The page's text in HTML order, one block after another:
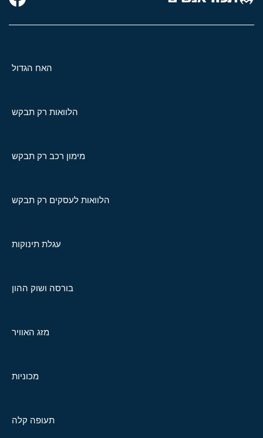
האח הגדול
הלוואות רק תבקש
מימון רכב רק תבקש
הלוואות לעסקים רק תבקש
עגלת תינוקות
בורסה ושוק ההון
מזג האוויר
מכוניות
תעופה קלה